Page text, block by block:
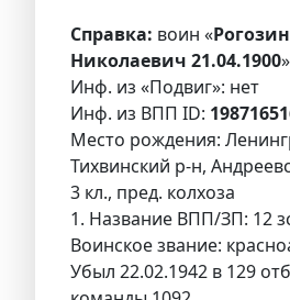
Справка: воин «
Николаевич 21.04.1900»
Инф. из «Подвиг»: нет
Инф. из ВПП ID:
Место рождения:
Тихвинский р-н,
3 кл., пред. колхоза
1. Название ВПП/ЗП: 12
Воинское звание:
Убыл 22.02.1942 в 129